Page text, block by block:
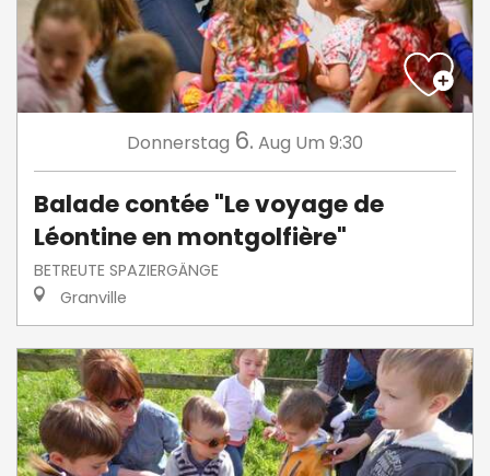
Donnerstag 6. Aug Um 9:30
Balade contée "Le voyage de
Léontine en montgolfière"
BETREUTE SPAZIERGÄNGE
Granville